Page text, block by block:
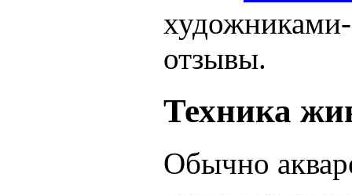
отзывы.
Техника
Обычно